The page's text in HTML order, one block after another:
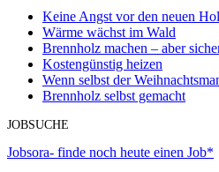
Keine Angst vor den neuen
Wärme wächst im Wald
Brennholz machen – aber
Kostengünstig heizen
Wenn selbst der
Brennholz selbst gemacht
JOBSUCHE
Jobsora- finde noch heute einen Job*